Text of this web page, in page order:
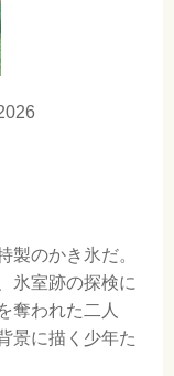
製のかき氷だ。
氷室跡の探検に
奪われた二人
景に描く少年た